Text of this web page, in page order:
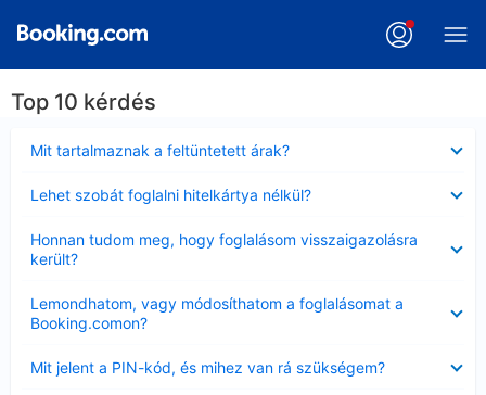
Top 10 kérdés
Mit tartalmaznak a feltüntetett árak?
Lehet szobát foglalni hitelkártya nélkül?
Honnan tudom meg, hogy foglalásom visszaigazolásra
került?
Lemondhatom, vagy módosíthatom a foglalásomat a
Booking.comon?
Mit jelent a PIN-kód, és mihez van rá szükségem?